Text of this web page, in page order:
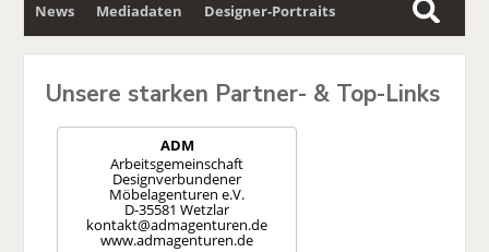
News Mediadaten Designer-Portraits
S
u
c
h
Unsere starken Partner- & Top-Links
ADM
Arbeitsgemeinschaft
Designverbundener
Möbelagenturen e.V.
D-35581 Wetzlar
kontakt@admagenturen.de
www.admagenturen.de